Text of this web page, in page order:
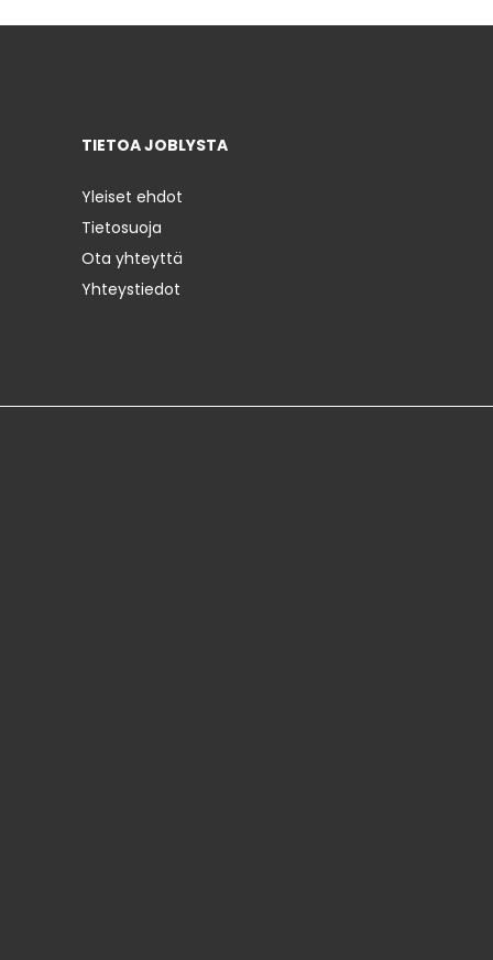
TIETOA JOBLYSTA
Yleiset ehdot
Tietosuoja
Ota yhteyttä
Yhteystiedot